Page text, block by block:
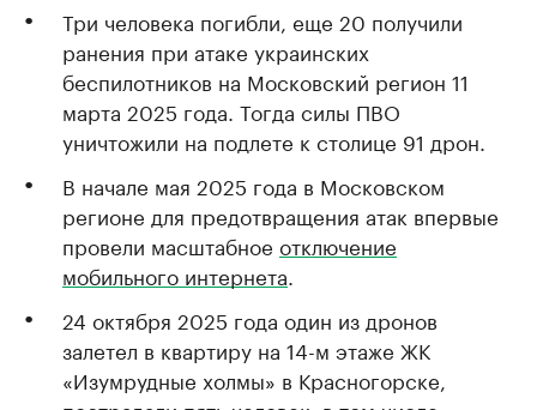
Три человека погибли, еще 20 получили
ранения при атаке украинских
беспилотников на Московский регион 11
марта 2025 года. Тогда силы ПВО
уничтожили на подлете к столице 91 дрон.
В начале мая 2025 года в Московском
регионе для предотвращения атак впервые
провели масштабное отключение
мобильного интернета
24 октября 2025 года один из дронов
залетел в квартиру на 14-м этаже ЖК
«Изумрудные холмы» в Красногорске,